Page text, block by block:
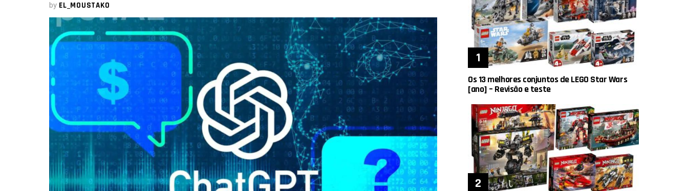
by EL_MOUSTAKO
Os 13 melhores conjuntos de LEGO Star Wars
[ano] – Revisão e teste